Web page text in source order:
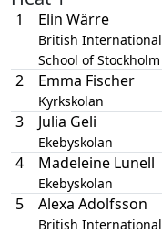
1
Elin Wärre
British International
School of Stockholm
2 Emma Fischer
Kyrkskolan
3 Julia Geli
Ekebyskolan
4 Madeleine Lunell
Ekebyskolan
5 Alexa Adolfsson
British International